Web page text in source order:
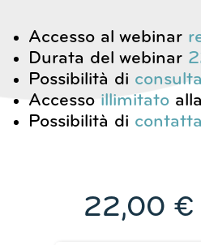
Accesso al webinar
Durata del webinar
Possibilità di
Accesso illimitato
Possibilità di
22,00 €